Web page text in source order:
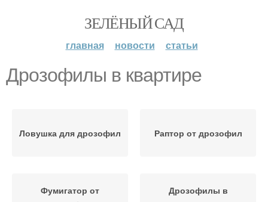
ЗЕЛЁНЫЙ САД
главная новости статьи
Дрозофилы в квартире
Ловушка для дрозофил Раптор от дрозофил
Фумигатор от
Дрозофилы в